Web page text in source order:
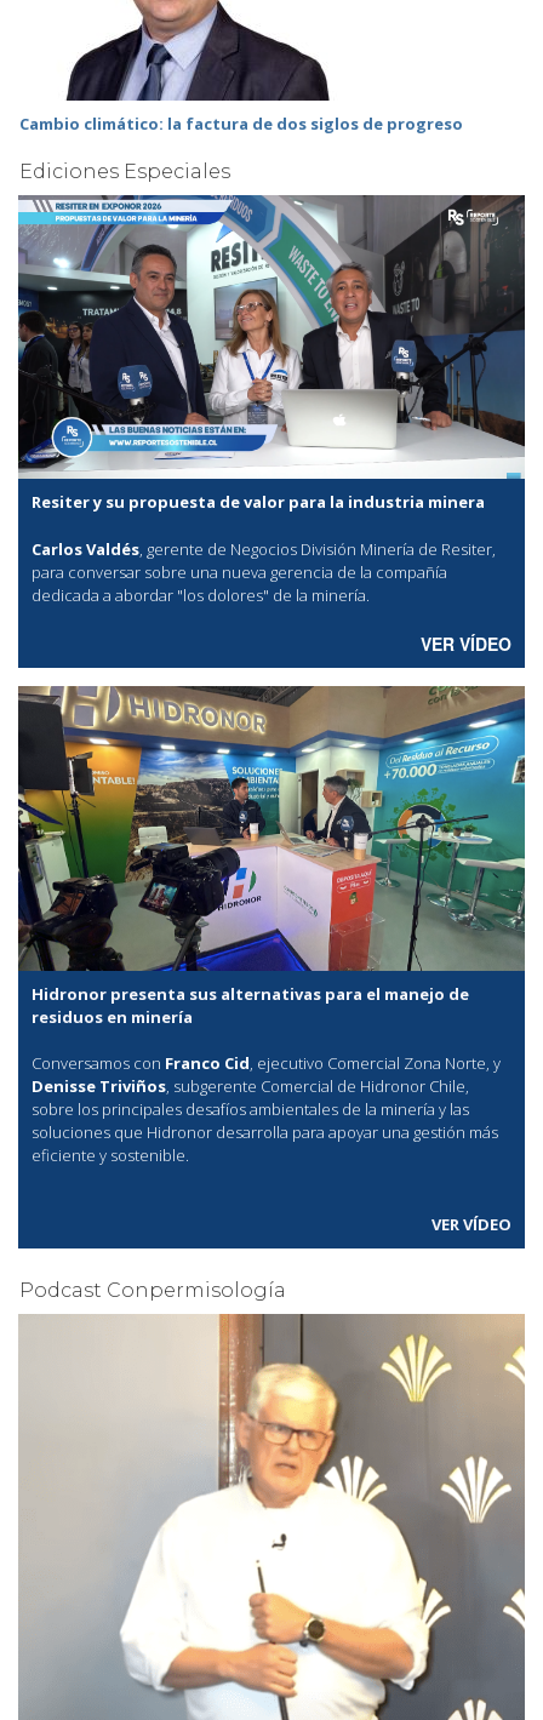
Cambio climático: la factura de dos siglos de progreso
Ediciones Especiales
Resiter y su propuesta de valor para la industria minera
Carlos Valdés, gerente de Negocios División Minería de Resiter,
para conversar sobre una nueva gerencia de la compañía
dedicada a abordar "los dolores" de la minería.
VER VÍDEO
Hidronor presenta sus alternativas para el manejo de
residuos en minería
Conversamos con Franco Cid, ejecutivo Comercial Zona Norte, y
Denisse Triviños, subgerente Comercial de Hidronor Chile,
sobre los principales desafíos ambientales de la minería y las
soluciones que Hidronor desarrolla para apoyar una gestión más
eficiente y sostenible.
VER VÍDEO
Podcast Conpermisología